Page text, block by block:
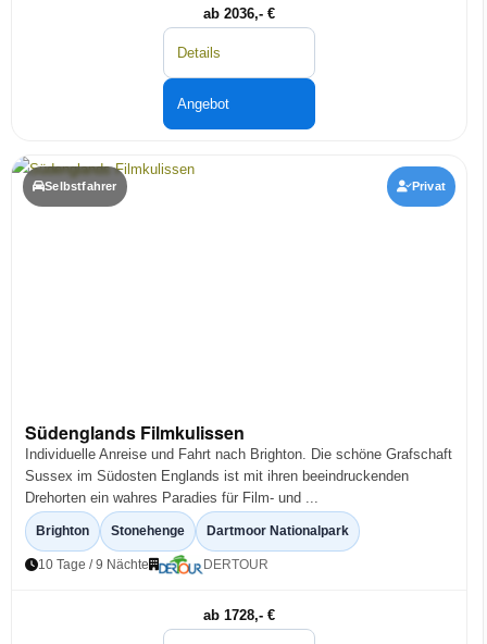
ab 2036,- €
Details
Angebot
Selbstfahrer Privat
Südenglands Filmkulissen
Individuelle Anreise und Fahrt nach Brighton. Die schöne Grafschaft
Sussex im Südosten Englands ist mit ihren beeindruckenden
Drehorten ein wahres Paradies für Film- und ...
Brighton Stonehenge Dartmoor Nationalpark
10 Tage / 9 Nächte DERTOUR
ab 1728,- €